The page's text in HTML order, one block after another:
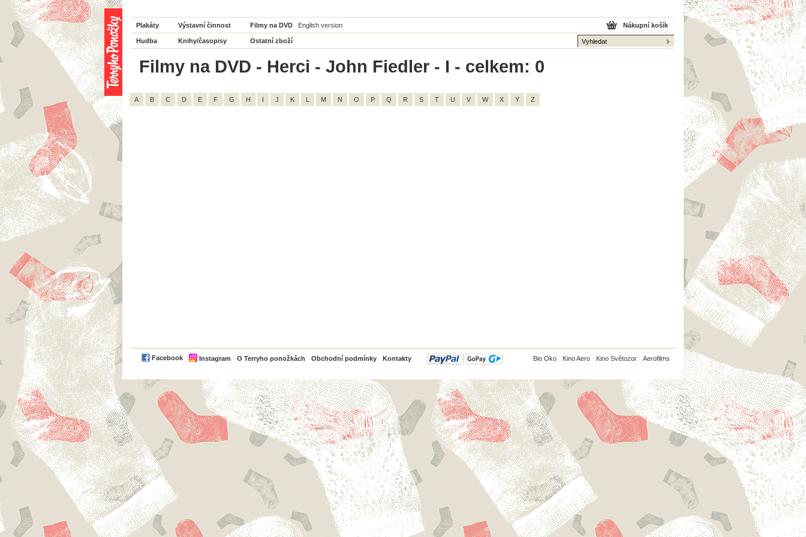
Plakáty Výstavní činnost Filmy na DVD English version
Hudba Knihy/časopisy Ostatní zboží
Nákupní košík
Filmy na DVD - Herci - John Fiedler - I - celkem: 0
A B C D E F G H I J K L M N O P Q R S T U V W X Y Z
Facebook Instagram O Terryho ponožkách Obchodní podmínky Kontakty
PayPal Bio Oko Kino Aero Kino Světozor Aerofilms